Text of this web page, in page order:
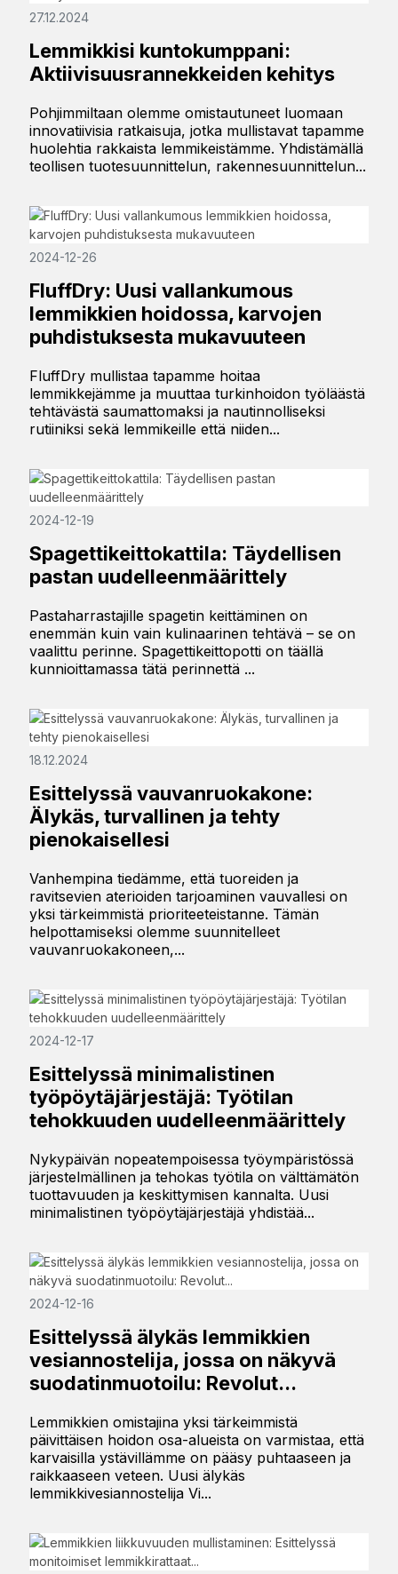
27.12.2024
Lemmikkisi kuntokumppani:
Aktiivisuusrannekkeiden kehitys
Pohjimmiltaan olemme omistautuneet luomaan
innovatiivisia ratkaisuja, jotka mullistavat tapamme
huolehtia rakkaista lemmikeistämme. Yhdistämällä
teollisen tuotesuunnittelun, rakennesuunnittelun...
2024-12-26
FluffDry: Uusi vallankumous
lemmikkien hoidossa, karvojen
puhdistuksesta mukavuuteen
FluffDry mullistaa tapamme hoitaa
lemmikkejämme ja muuttaa turkinhoidon työläästä
tehtävästä saumattomaksi ja nautinnolliseksi
rutiiniksi sekä lemmikeille että niiden...
2024-12-19
Spagettikeittokattila: Täydellisen
pastan uudelleenmäärittely
Pastaharrastajille spagetin keittäminen on
enemmän kuin vain kulinaarinen tehtävä – se on
vaalittu perinne. Spagettikeittopotti on täällä
kunnioittamassa tätä perinnettä ...
18.12.2024
Esittelyssä vauvanruokakone:
Älykäs, turvallinen ja tehty
pienokaisellesi
Vanhempina tiedämme, että tuoreiden ja
ravitsevien aterioiden tarjoaminen vauvallesi on
yksi tärkeimmistä prioriteeteistanne. Tämän
helpottamiseksi olemme suunnitelleet
vauvanruokakoneen,...
2024-12-17
Esittelyssä minimalistinen
työpöytäjärjestäjä: Työtilan
tehokkuuden uudelleenmäärittely
Nykypäivän nopeatempoisessa työympäristössä
järjestelmällinen ja tehokas työtila on välttämätön
tuottavuuden ja keskittymisen kannalta. Uusi
minimalistinen työpöytäjärjestäjä yhdistää...
2024-12-16
Esittelyssä älykäs lemmikkien
vesiannostelija, jossa on näkyvä
suodatinmuotoilu: Revolut...
Lemmikkien omistajina yksi tärkeimmistä
päivittäisen hoidon osa-alueista on varmistaa, että
karvaisilla ystävillämme on pääsy puhtaaseen ja
raikkaaseen veteen. Uusi älykäs
lemmikkivesiannostelija Vi...